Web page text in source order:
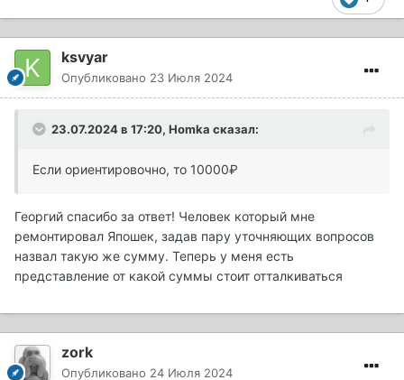
ksvyar
Опубликовано 23 Июля 2024
23.07.2024 в 17:20, Homka сказал:
Если ориентировочно, то 10000₽
Георгий спасибо за ответ! Человек который мне
ремонтировал Япошек, задав пару уточняющих вопросов
назвал такую же сумму. Теперь у меня есть
представление от какой суммы стоит отталкиваться
zork
Опубликовано 24 Июля 2024